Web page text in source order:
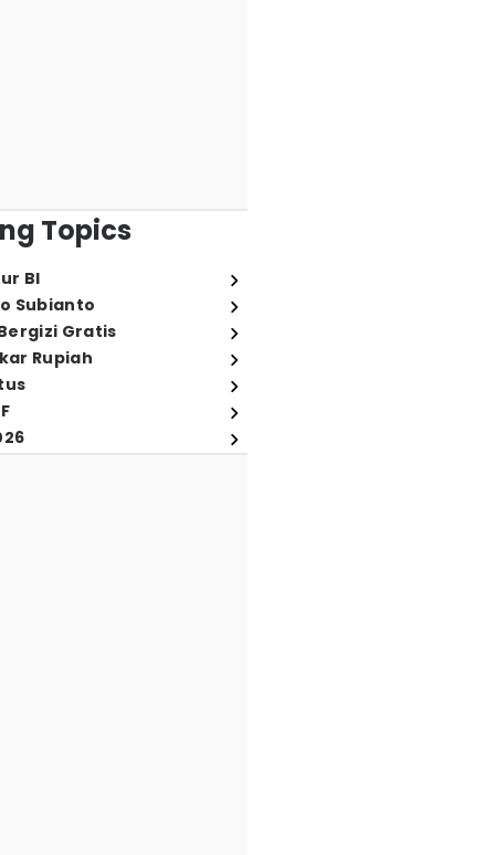
Topics
BI
Subianto
Gratis
Rupiah